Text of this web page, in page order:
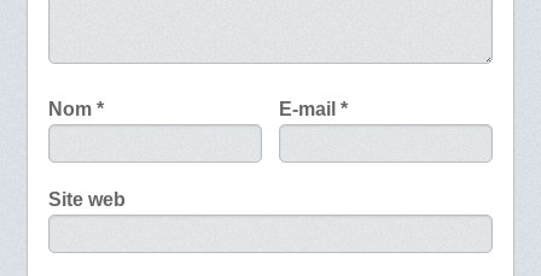
Nom * E-mail*
Site web